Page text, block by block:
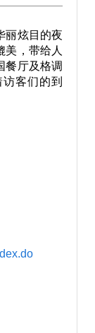
丽炫目的夜
美，带给人
餐厅及格调
客们的到